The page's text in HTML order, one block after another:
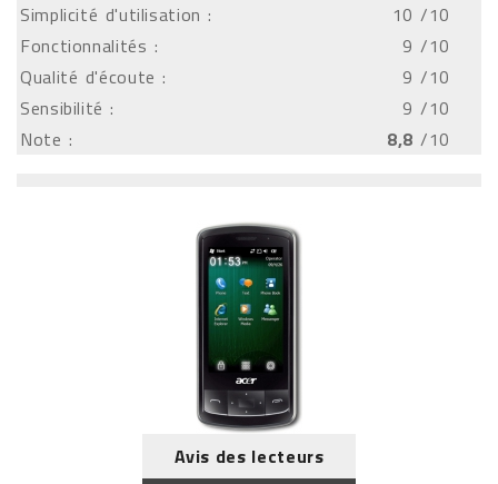
Simplicité d'utilisation :
10 /10
Fonctionnalités :
9 /10
Qualité d'écoute :
9 /10
Sensibilité :
9 /10
Note :
8,8 /10
Avis des lecteurs